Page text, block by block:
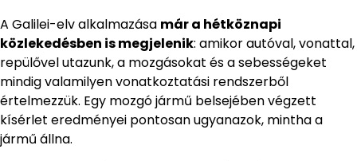
A Galilei-elv alkalmazása már a hétköznapi
közlekedésben is megjelenik: amikor autóval, vonattal,
repülővel utazunk, a mozgásokat és a sebességeket
mindig valamilyen vonatkoztatási rendszerből
értelmezzük. Egy mozgó jármű belsejében végzett
kísérlet eredményei pontosan ugyanazok, mintha a
jármű állna.